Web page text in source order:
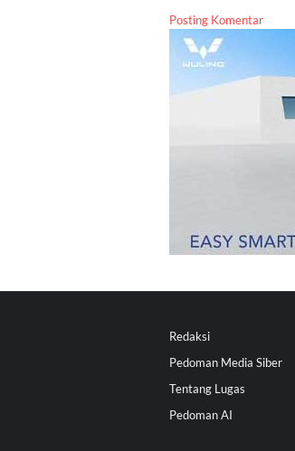
Posting Komentar
Redaksi
Pedoman Media Siber
Tentang Lugas
Pedoman AI